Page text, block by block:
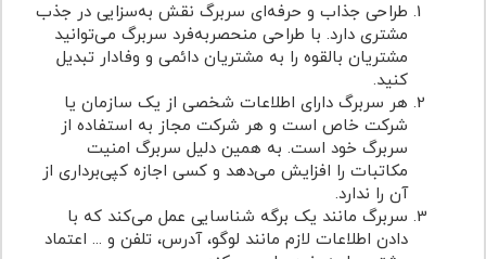
طراحی جذاب و حرفه‌ای سربرگ نقش به‌سزایی در جذب
مشتری دارد. با طراحی منحصربه‌فرد سربرگ می‌توانید
مشتریان بالقوه را به مشتریان دائمی و وفادار تبدیل
کنید.
هر سربرگ دارای اطلاعات شخصی از یک سازمان یا
شرکت خاص است و هر شرکت مجاز به استفاده از
سربرگ خود است. به همین دلیل سربرگ امنیت
مکاتبات را افزایش می‌دهد و کسی اجازه کپی‌برداری از
آن را ندارد.
سربرگ مانند یک برگه شناسایی عمل می‌کند که با
دادن اطلاعات لازم مانند لوگو، آدرس، تلفن و ... اعتماد